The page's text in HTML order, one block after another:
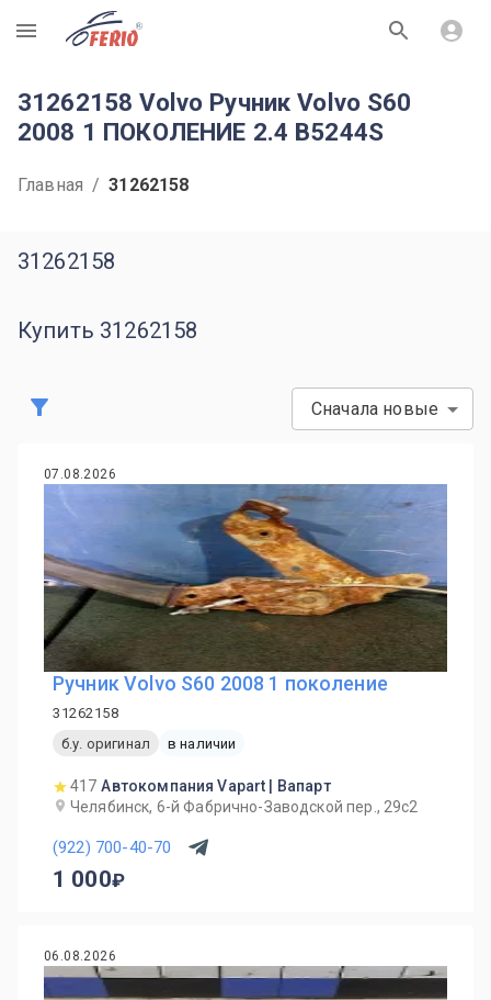
R
31262158 Volvo Ручник Volvo S60
2008 1 ПОКОЛЕНИЕ 2.4 B5244S
Главная / 31262158
31262158
Купить 31262158
Сначала новые
07.08.2026
Ручник Volvo S60 2008 1 поколение
31262158
б.у. оригинал
в наличии
417 Автокомпания Vapart | Вапарт
Челябинск, 6-й Фабрично-Заводской пер., 29с2
(922) 700-40-70
1 000
06.08.2026